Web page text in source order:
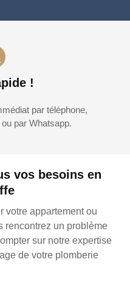
vos besoins en
votre appartement ou
rencontrez un problème
sur notre expertise
de votre plomberie
!
par téléphone,
par Whatsapp.